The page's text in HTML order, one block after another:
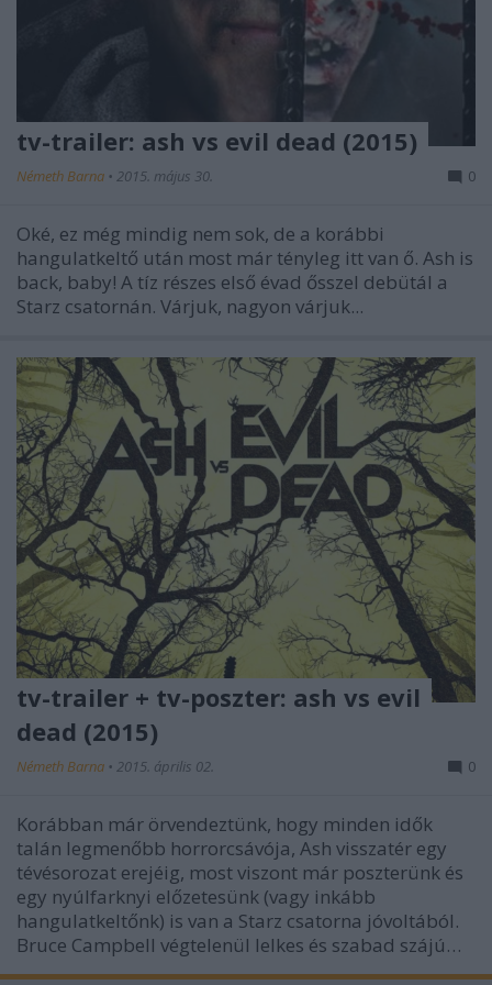
tv-trailer: ash vs evil dead (2015)
Németh Barna • 2015. május 30. 0
Oké, ez még mindig nem sok, de a korábbi
hangulatkeltő után most már tényleg itt van ő. Ash is
back, baby! A tíz részes első évad ősszel debütál a
Starz csatornán. Várjuk, nagyon várjuk...
tv-trailer + tv-poszter: ash vs evil
dead (2015)
Németh Barna • 2015. április 02. 0
Korábban már örvendeztünk, hogy minden idők
talán legmenőbb horrorcsávója, Ash visszatér egy
tévésorozat erejéig, most viszont már poszterünk és
egy nyúlfarknyi előzetesünk (vagy inkább
hangulatkeltőnk) is van a Starz csatorna jóvoltából.
Bruce Campbell végtelenül lelkes és szabad szájú…